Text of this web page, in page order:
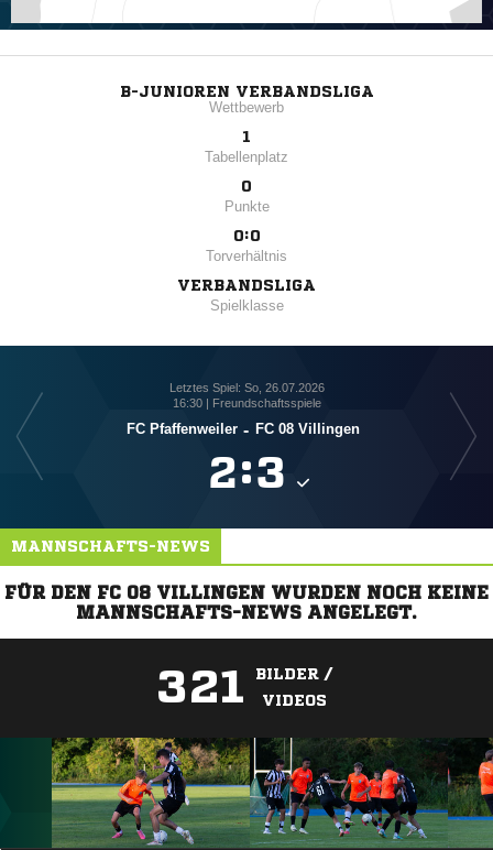
B-JUNIOREN VERBANDSLIGA
Wettbewerb
1
Tabellenplatz
0
Punkte
0:0
Torverhältnis
VERBANDSLIGA
Spielklasse
Letztes Spiel: So, 26.07.2026
16:30 | Freundschaftsspiele
FC Pfaffenweiler - FC 08 Villingen
:
MANNSCHAFTS-NEWS
FÜR DEN FC 08 VILLINGEN WURDEN NOCH KEINE
MANNSCHAFTS-NEWS ANGELEGT.
321
BILDER /
VIDEOS